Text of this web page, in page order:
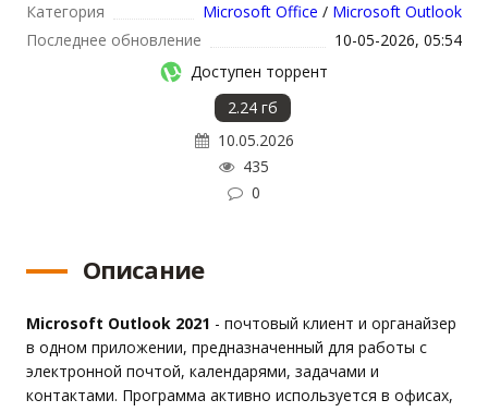
Категория
Microsoft Office / Microsoft Outlook
Последнее обновление
10-05-2026, 05:54
Доступен торрент
2.24 гб
10.05.2026
435
0
Описание
Microsoft Outlook 2021 - почтовый клиент и органайзер
в одном приложении, предназначенный для работы с
электронной почтой, календарями, задачами и
контактами. Программа активно используется в офисах,